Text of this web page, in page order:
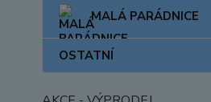
MALÁ PARÁDNICE
OSTATNÍ